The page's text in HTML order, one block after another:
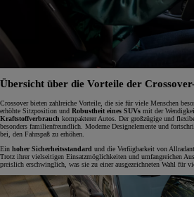
Übersicht über die Vorteile der
Crossover bieten zahlreiche Vorteile, die sie für viele Menschen
erhöhte Sitzposition und Robustheit eines SUVs mit der
Kraftstoffverbrauch kompakterer Autos. Der großzügige und
besonders familienfreundlich. Moderne Designelemente und
bei, den Fahrspaß zu erhöhen.
Ein hoher Sicherheitsstandard und die Verfügbarkeit von
Trotz ihrer vielseitigen Einsatzmöglichkeiten und umfangreichen
preislich erschwinglich, was sie zu einer ausgezeichneten Wahl für